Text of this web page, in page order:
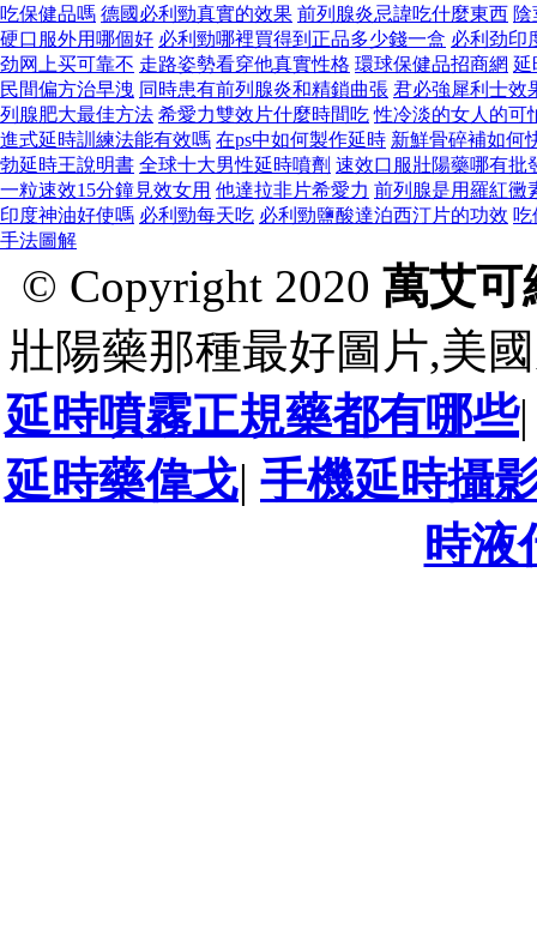
吃保健品嗎 德國必利勁真實的效果 前列腺炎忌諱吃什麼東西
硬口服外用哪個好 必利勁哪裡買得到正品多少錢一盒 必利劲印
劲网上买可靠不 走路姿勢看穿他真實性格 環球保健品招商網 延
民間偏方治早洩 同時患有前列腺炎和精鎖曲張 君必強犀利士效
列腺肥大最佳方法 希愛力雙效片什麼時間吃 性冷淡的女人的可
進式延時訓練法能有效嗎 在ps中如何製作延時 新鮮骨碎補如何
勃延時王說明書 全球十大男性延時噴劑 速效口服壯陽藥哪有批
一粒速效15分鐘見效女用 他達拉非片希愛力 前列腺是用羅紅黴
印度神油好使嗎 必利勁每天吃 必利勁鹽酸達泊西汀片的功效 吃
手法圖解
© Copyright 2020 萬艾可
壯陽藥那種最好圖片,美
延時噴霧正規藥都有哪些
延時藥偉戈| 手機延時攝
時液